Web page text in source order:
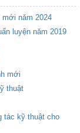
mới năm 2024
luyện năm 2019
mới
thuật
tác kỹ thuật cho